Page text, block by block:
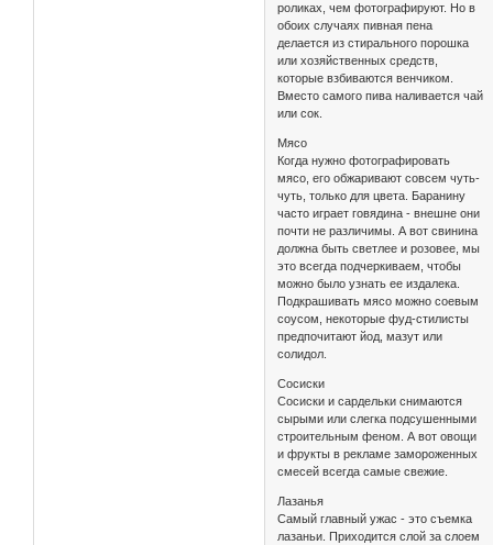
роликах, чем фотографируют. Но в
обоих случаях пивная пена
делается из стирального порошка
или хозяйственных средств,
которые взбиваются венчиком.
Вместо самого пива наливается чай
или сок.
Мясо
Когда нужно фотографировать
мясо, его обжаривают совсем чуть-
чуть, только для цвета. Баранину
часто играет говядина - внешне они
почти не различимы. А вот свинина
должна быть светлее и розовее, мы
это всегда подчеркиваем, чтобы
можно было узнать ее издалека.
Подкрашивать мясо можно соевым
соусом, некоторые фуд-стилисты
предпочитают йод, мазут или
солидол.
Сосиски
Сосиски и сардельки снимаются
сырыми или слегка подсушенными
строительным феном. А вот овощи
и фрукты в рекламе замороженных
смесей всегда самые свежие.
Лазанья
Самый главный ужас - это съемка
лазаньи. Приходится слой за слоем